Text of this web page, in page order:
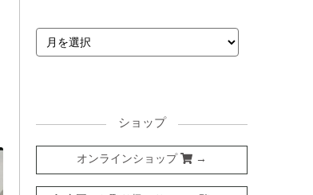
ショップ
オンラインショップ →